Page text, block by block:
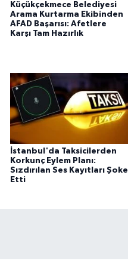
Küçükçekmece Belediyesi
Arama Kurtarma Ekibinden
AFAD Başarısı: Afetlere
Karşı Tam Hazırlık
İstanbul'da Taksicilerden
Korkunç Eylem Planı:
Sızdırılan Ses Kayıtları Şoke
Etti